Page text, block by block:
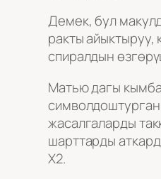
Демек, бул
ракты айыктыруу,
спиралдын
Матью дагы
жасалгаларды
шарттарды
Х2.